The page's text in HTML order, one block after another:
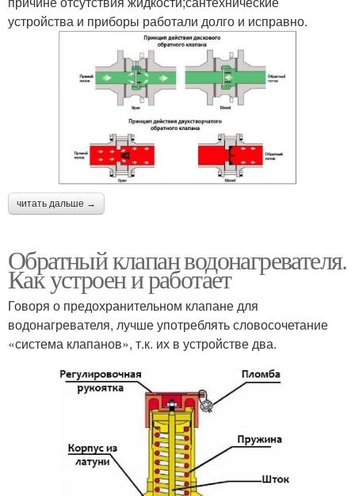
устройства и приборы работали долго и исправно.
читать дальше →
Обратный клапан водонагревателя.
Как устроен и работает
Говоря о предохранительном клапане для
водонагревателя, лучше употреблять словосочетание
«система клапанов», т.к. их в устройстве два.